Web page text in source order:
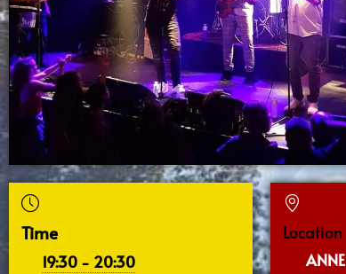
Time
19:30 - 20:30
Location
ANNE